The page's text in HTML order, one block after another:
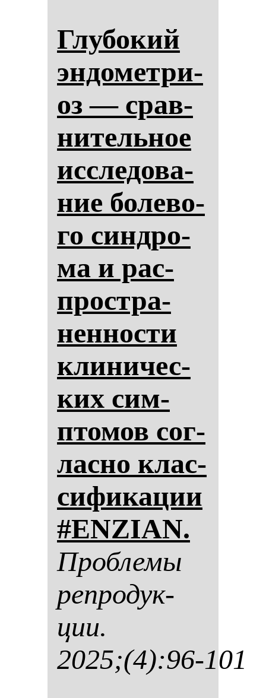
Глу­бо­кий
эн­до­мет­ри­
оз — срав­
ни­тель­ное
ис­сле­до­ва­
ние бо­ле­во­
го син­дро­
ма и рас­
простра­
нен­нос­ти
кли­ни­чес­
ких сим­
пто­мов сог­
лас­но клас­
си­фи­ка­ции
#ENZIAN.
Проб­ле­мы
реп­ро­дук­
ции.
2025;(4):96-101